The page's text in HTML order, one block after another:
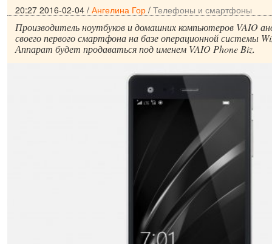
20:27 2016-02-04 / Ангелина Гор / Телефоны и смартфоны
Производитель ноутбуков и домашних компьютеров VAIO
своего первого смартфона на базе операционной системы
Аппарат будет продаваться под именем VAIO Phone Biz.